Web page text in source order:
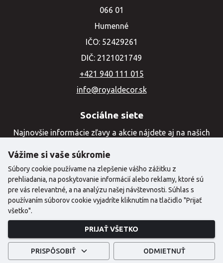
066 01
Humenné
IČO: 52429261
DIČ: 2121021749
+421 940 111 015
info@royaldecor.sk
Sociálne siete
Najnovšie informácie zľavy a akcie nájdete aj na našich
©2024 Copyright | Royal Decor
Created with
Vážime si vaše súkromie
Súbory cookie používame na zlepšenie vášho zážitku z
prehliadania, na poskytovanie informácií alebo reklamy, ktoré sú
pre vás relevantné, a na analýzu našej návštevnosti. Súhlas s
používaním súborov cookie vyjadríte kliknutím na tlačidlo "Prijať
všetko".
PRIJAŤ VŠETKO
PRISPÔSOBIŤ ODMIETNUŤ